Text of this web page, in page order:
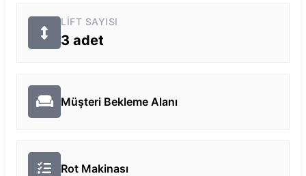
LIFT SAYISI
3 adet
Müşteri Bekleme Alanı
Rot Makinası